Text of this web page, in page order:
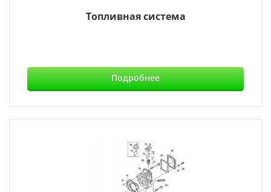
Топливная система
Подробнее